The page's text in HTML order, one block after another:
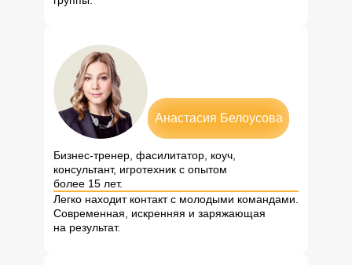
Анастасия Белоусова
Бизнес-тренер, фасилитатор, коуч,
консультант, игротехник с опытом
более 15 лет.
Легко находит контакт с молодыми командами.
Современная, искренняя и заряжающая
на результат.